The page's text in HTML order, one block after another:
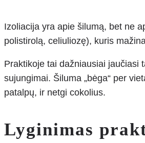
Izoliacija yra apie šilumą, bet ne
polistirolą, celiuliozę), kuris
Praktikoje tai dažniausiai jaučiasi
sujungimai. Šiluma „bėga“ per
patalpų, ir netgi cokolius.
Lyginimas